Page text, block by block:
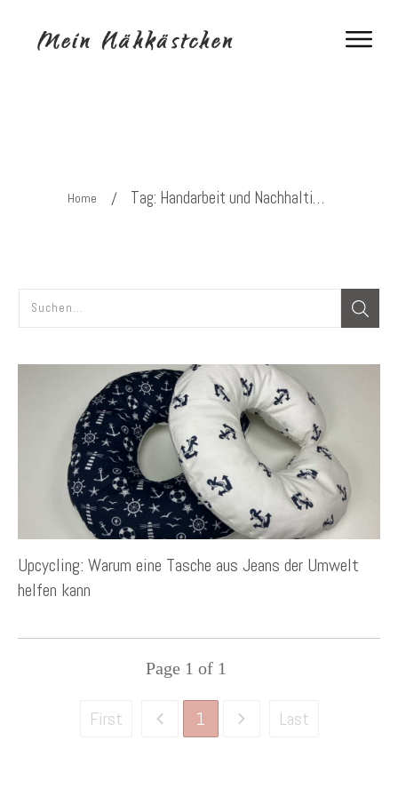
Home / Tag: Handarbeit und Nachhaltigkeit
Upcycling: Warum eine Tasche aus Jeans der Umwelt
helfen kann
Page 1 of 1
First 1 Last